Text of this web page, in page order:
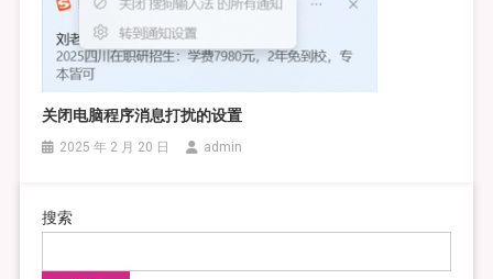
关闭电脑程序消息打扰的设置
2025 年 2 月 20 日 admin
搜索